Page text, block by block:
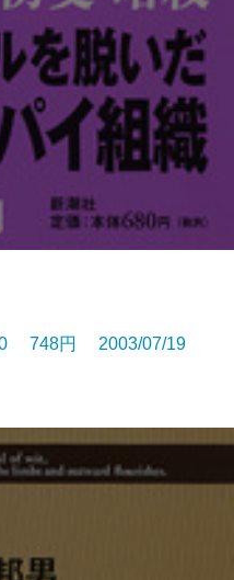
0 748円 2003/07/19